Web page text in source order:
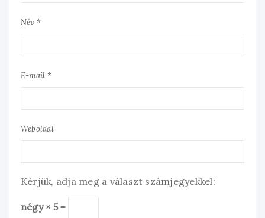
Név *
E-mail *
Weboldal
Kérjük, adja meg a választ számjegyekkel:
négy × 5 =